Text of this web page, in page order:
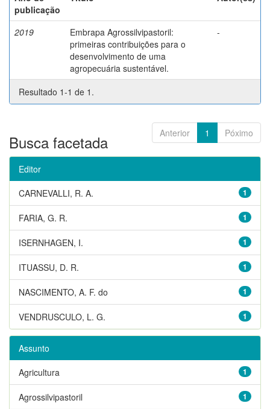
publicação
2019
Embrapa Agrossilvipastoril:
primeiras contribuições para o
desenvolvimento de uma
agropecuária sustentável.
-
Resultado 1-1 de 1.
Anterior 1 Póximo
Busca facetada
Editor
1
CARNEVALLI, R. A.
1
FARIA, G. R.
1
ISERNHAGEN, I.
1
ITUASSU, D. R.
1
NASCIMENTO, A. F. do
1
VENDRUSCULO, L. G.
Assunto
1
Agricultura
1
Agrossilvipastoril